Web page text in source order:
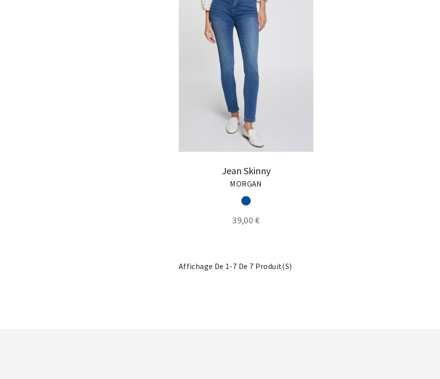
Jean Skinny
MORGAN
39,00 €
Affichage De 1-7 De 7 Produit(s)